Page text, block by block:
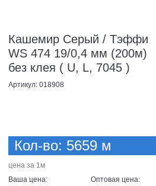
Кашемир Серый / Тэффи
WS 474 19/0,4 мм (200м)
без клея ( U, L, 7045 )
Артикул: 018908
Кол-во: 5659 м
цена за 1м
Ваша цена:
Оптовая цена: